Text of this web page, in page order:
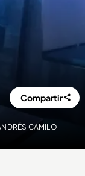
CAMILO
Compartir